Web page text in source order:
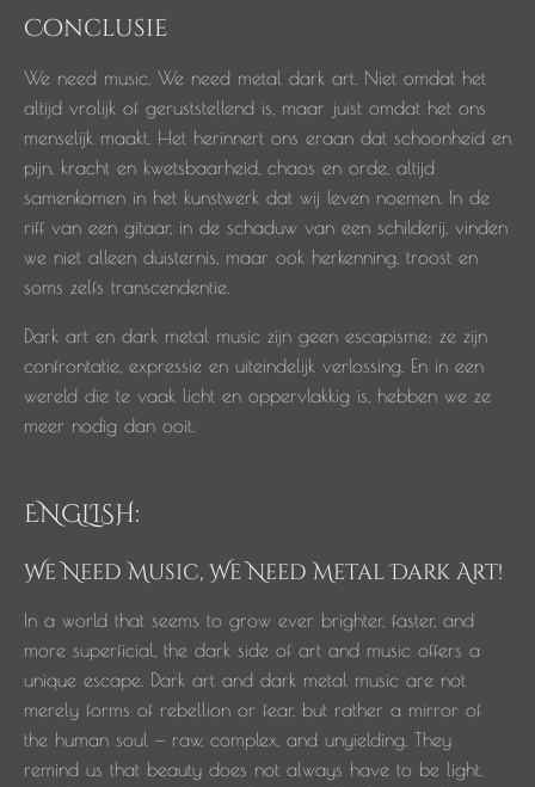
Conclusie
We need music. We need metal dark art. Niet omdat het
altijd vrolijk of geruststellend is, maar juist omdat het ons
menselijk maakt. Het herinnert ons eraan dat schoonheid en
pijn, kracht en kwetsbaarheid, chaos en orde, altijd
samenkomen in het kunstwerk dat wij leven noemen. In de
riff van een gitaar, in de schaduw van een schilderij, vinden
we niet alleen duisternis, maar ook herkenning, troost en
soms zelfs transcendentie.
Dark art en dark metal music zijn geen escapisme; ze zijn
confrontatie, expressie en uiteindelijk verlossing. En in een
wereld die te vaak licht en oppervlakkig is, hebben we ze
meer nodig dan ooit.
ENGLISH:
We Need Music, We Need Metal Dark Art!
In a world that seems to grow ever brighter, faster, and
more superficial, the dark side of art and music offers a
unique escape. Dark art and dark metal music are not
merely forms of rebellion or fear, but rather a mirror of
the human soul — raw, complex, and unyielding. They
remind us that beauty does not always have to be light,